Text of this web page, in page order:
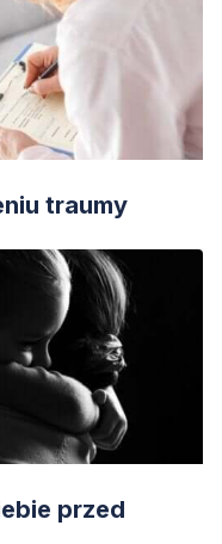
Enfoque psicosocial de
terapia de la
de problemas.
Vol. 4, 131-144.
Recuperado de
traumy
przed